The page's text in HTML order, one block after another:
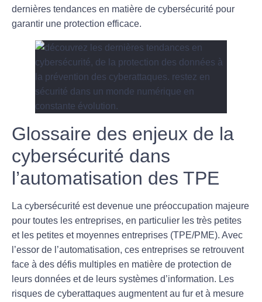
dernières tendances en matière de cybersécurité pour
garantir une protection efficace.
Glossaire des enjeux de la
cybersécurité dans
l’automatisation des TPE
La cybersécurité est devenue une préoccupation majeure
pour toutes les entreprises, en particulier les très petites
et les petites et moyennes entreprises (TPE/PME). Avec
l’essor de l’automatisation, ces entreprises se retrouvent
face à des défis multiples en matière de protection de
leurs données et de leurs systèmes d’information. Les
risques de cyberattaques augmentent au fur et à mesure